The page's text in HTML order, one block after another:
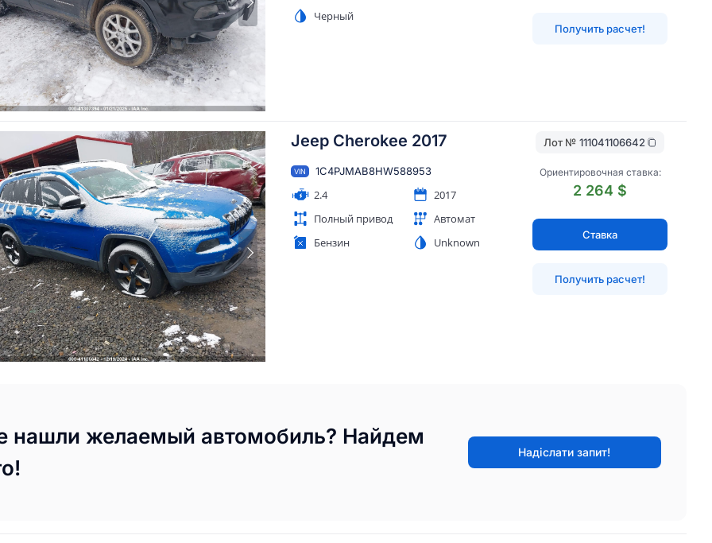
Черный
Получить расчет!
Jeep Cherokee 2017
VIN 1C4PJMAB8HW588953
2.4
2017
Полный привод
Автомат
Бензин
Unknown
Лот № 111041106642
Ориентировочная ставка:
2 264 $
Ставка
Получить расчет!
нашли желаемый автомобиль? Найдем
Надіслати запит!